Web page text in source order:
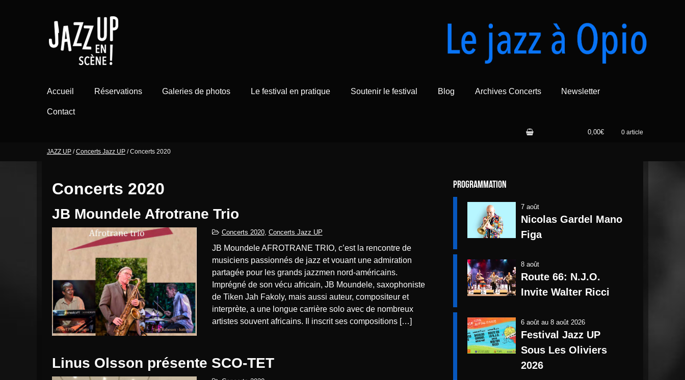
Accueil Réservations Galeries de photos Le festival en pratique Soutenir le festival Blog Archives Concerts Newsletter
Contact
0,00€ 0 article
JAZZ UP/Concerts Jazz UP/Concerts 2020
Concerts 2020
JB Moundele Afrotrane Trio
Concerts 2020, Concerts Jazz UP
JB Moundele AFROTRANE TRIO, c’est la rencontre de
musiciens passionnés de jazz et vouant une admiration
partagée pour les grands jazzmen nord-américains.
Imprégné de son vécu africain, JB Moundele, saxophoniste
de Tiken Jah Fakoly, mais aussi auteur, compositeur et
interprète, a une longue carrière solo avec de nombreux
artistes souvent africains. Il inscrit ses compositions […]
Linus Olsson présente SCO-TET
Programmation
7 août
Nicolas Gardel Mano
Figa
8 août
Route 66: N.J.O.
Invite Walter Ricci
6 aoûtau 8 août 2026
Festival Jazz UP
Sous Les Oliviers
2026